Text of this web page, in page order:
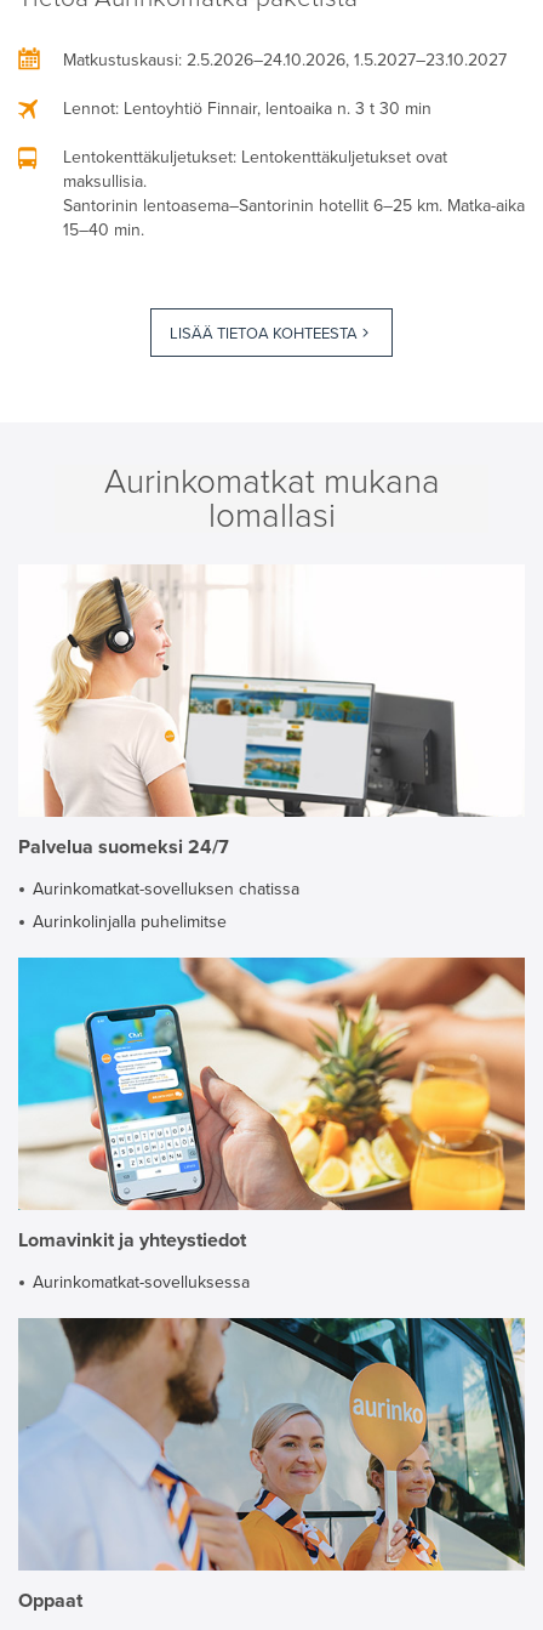
Matkustuskausi: 2.5.2026–24.10.2026, 1.5.2027–23.10.2027
Lennot: Lentoyhtiö Finnair, lentoaika n. 3 t 30 min
Lentokenttäkuljetukset: Lentokenttäkuljetukset ovat
maksullisia.
Santorinin lentoasema–Santorinin hotellit 6–25 km. Matka-aika
15–40 min.
LISÄÄ TIETOA KOHTEESTA
Aurinkomatkat mukana
lomallasi
Palvelua suomeksi 24/7
Aurinkomatkat-sovelluksen chatissa
Aurinkolinjalla puhelimitse
Lomavinkit ja yhteystiedot
Aurinkomatkat-sovelluksessa
Oppaat